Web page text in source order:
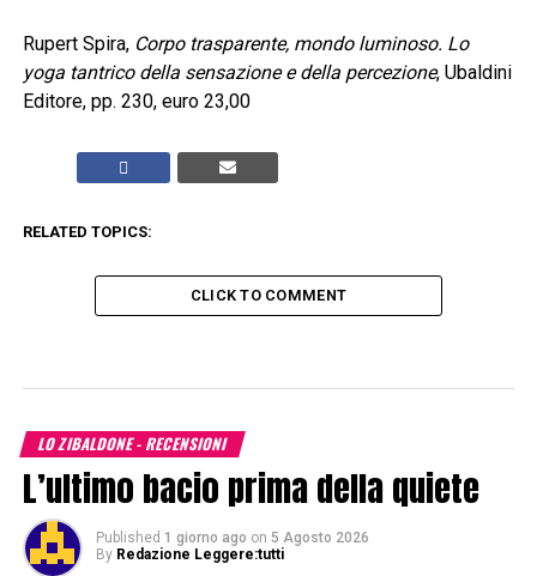
Rupert Spira, Corpo trasparente, mondo luminoso. Lo
yoga tantrico della sensazione e della percezione, Ubaldini
Editore, pp. 230, euro 23,00
RELATED TOPICS:
CLICK TO COMMENT
LO ZIBALDONE - RECENSIONI
L’ultimo bacio prima della quiete
Published 1 giorno ago on 5 Agosto 2026
By Redazione Leggere:tutti